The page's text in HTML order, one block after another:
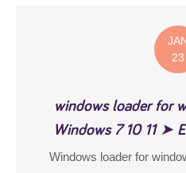
23
windows loader for
Windows 7 10 11 ➤
Windows loader for